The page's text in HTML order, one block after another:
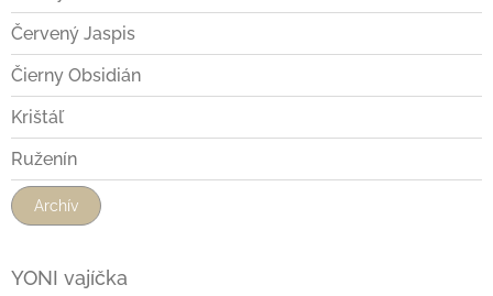
Červený Jaspis
Čierny Obsidián
Krištáľ
Ruženín
Archív
YONI vajíčka